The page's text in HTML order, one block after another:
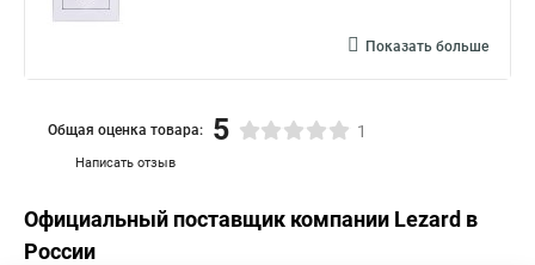
Показать больше
Написать отзыв
Общая оценка товара: 5 1
Официальный поставщик компании Lezard в
России